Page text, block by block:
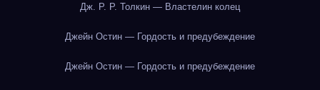
Дж. Р. Р. Толкин — Властелин колец
Джейн Остин — Гордость и предубеждение
Джейн Остин — Гордость и предубеждение